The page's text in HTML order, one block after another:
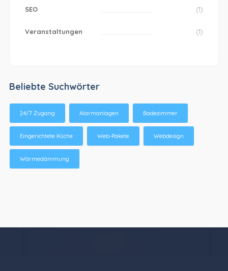
SEO (1)
Veranstaltungen (1)
Beliebte Suchwörter
24/7 Zugang Alarmanlagen Badezimmer
Eingerichtete Küche Web-Pakete Webdesign
Wärmedämmung